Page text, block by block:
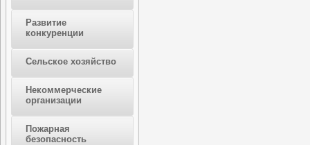
Развитие
конкуренции
Сельское хозяйство
Некоммерческие
организации
Пожарная
безопасность